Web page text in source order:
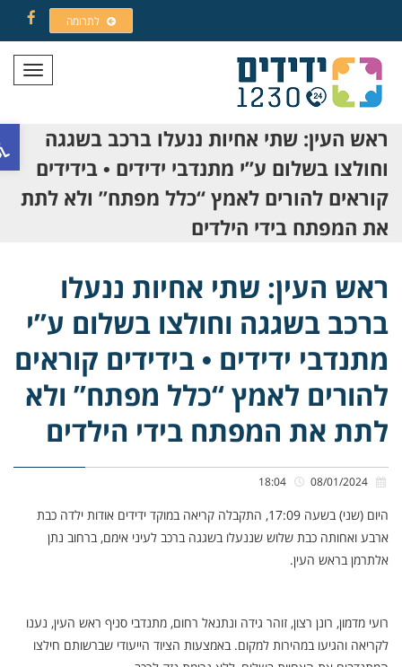
לתרומה
Facebook
תפריט
ראש העין: שתי אחיות ננעלו ברכב בשגגה
וחולצו בשלום ע”י מתנדבי ידידים • בידידים
קוראים להורים לאמץ “כלל מפתח” ולא לתת
את המפתח בידי הילדים
ראש העין: שתי אחיות ננעלו
ברכב בשגגה וחולצו בשלום ע”י
מתנדבי ידידים • בידידים קוראים
להורים לאמץ “כלל מפתח” ולא
לתת את המפתח בידי הילדים
08/01/2024
18:04
היום (שני) בשעה 17:09, התקבלה קריאה במוקד ידידים אודות ילדה כבת
ארבע ואחותה כבת שלוש שננעלו בשגגה ברכב לעיני אימם, ברחוב נתן
אלתרמן בראש העין.
רועי מדמון, רונן רצון, זוהר גידה ונתנאל רחום, מתנדבי סניף ראש העין, נענו
לקריאה והגיעו במהירות למקום. באמצעות הציוד הייעודי שברשותם חילצו